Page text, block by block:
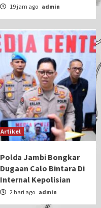
19 jam ago admin
Artikel
Polda Jambi Bongkar
Dugaan Calo Bintara Di
Internal Kepolisian
2 hari ago admin